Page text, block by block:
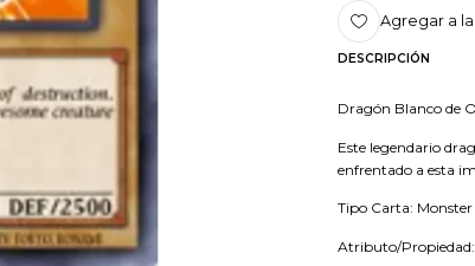
Agregar a
DESCRIPCIÓN
Dragón Blanco de
Este legendario
enfrentado a esta
Tipo Carta: Monster
Atributo/Propiedad: